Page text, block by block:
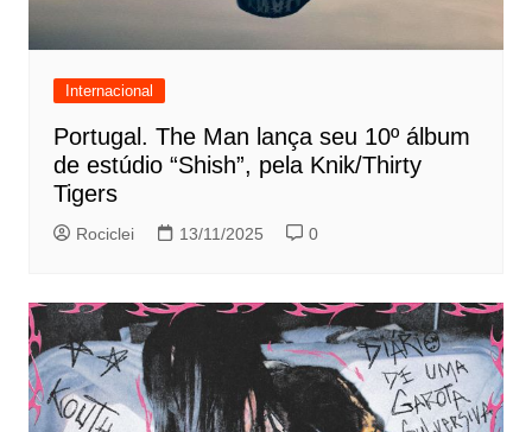
Internacional
Portugal. The Man lança seu 10º álbum
de estúdio “Shish”, pela Knik/Thirty
Tigers
Rociclei 13/11/2025 0